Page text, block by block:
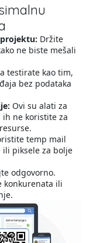
Držite
ne biste mešali
testirate kao tim,
bez podataka
Ovi su alati za
ne koristite za
temp mail
ili piksele za bolje
odgovorno.
konkurenata ili